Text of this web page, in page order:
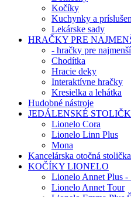
Kočíky
Kuchynky a
Lekárske sady
HRAČKY PRE
- hračky pre
Chodítka
Hracie deky
Interaktívne hračky
Kresielka a lehátka
Hudobné nástroje
JEDÁLENSKÉ
Lionelo Cora
Lionelo Linn Plus
Mona
Kancelárska otočná stolička
KOČÍKY LIONELO
Lionelo Annet Plus
Lionelo Annet Tour